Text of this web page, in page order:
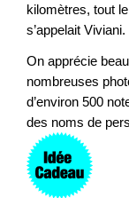
kilomètres, tout
s’appelait Viviani.
On apprécie
nombreuses
d’environ 500
des noms de